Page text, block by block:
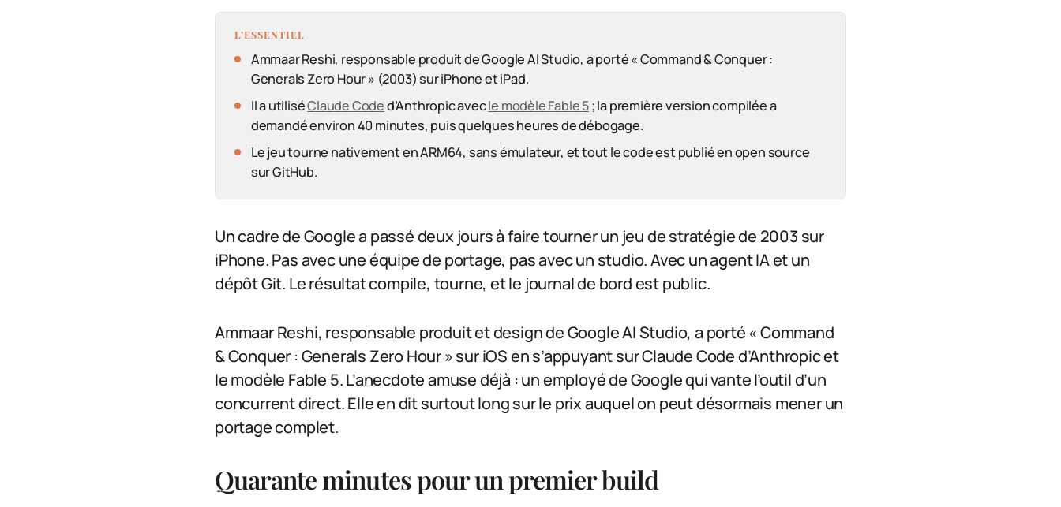
L’ESSENTIEL
Ammaar Reshi, responsable produit de Google AI Studio, a porté « Command & Conquer :
Generals Zero Hour » (2003) sur iPhone et iPad.
Il a utiliséClaude Coded’Anthropic avecle modèle Fable 5; la première version compilée a
demandé environ 40 minutes, puis quelques heures de débogage.
Le jeu tourne nativement en ARM64, sans émulateur, et tout le code est publié en open source
sur GitHub.
Un cadre de Google a passé deux jours à faire tourner un jeu de stratégie de 2003 sur
iPhone. Pas avec une équipe de portage, pas avec un studio. Avec un agent IA et un
dépôt Git. Le résultat compile, tourne, et le journal de bord est public.
Ammaar Reshi, responsable produit et design de Google AI Studio, a porté « Command
& Conquer : Generals Zero Hour » sur iOS en s’appuyant sur Claude Code d’Anthropic et
le modèle Fable 5. L’anecdote amuse déjà : un employé de Google qui vante l’outil d’un
concurrent direct. Elle en dit surtout long sur le prix auquel on peut désormais mener un
portage complet.
Quarante minutes pour un premier build